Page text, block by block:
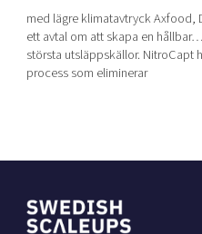
Kunskapsbank
Programmet
Mer
med lägre klimatavtryck Axfood,
ett avtal om att skapa en
största utsläppskällor. NitroCapt
process som eliminerar